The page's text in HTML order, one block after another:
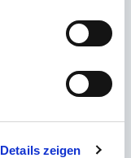
Details zeigen